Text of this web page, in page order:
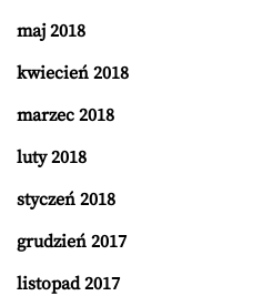
maj 2018
kwiecień 2018
marzec 2018
luty 2018
styczeń 2018
grudzień 2017
listopad 2017